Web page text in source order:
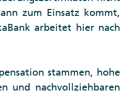
zum Einsatz kommt,
arbeitet hier nach
stammen, hohe
und nachvollziehbaren